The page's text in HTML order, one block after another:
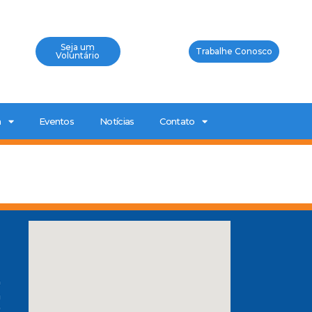
Seja um
Voluntário
Trabalhe Conosco
Eventos Notícias Contato